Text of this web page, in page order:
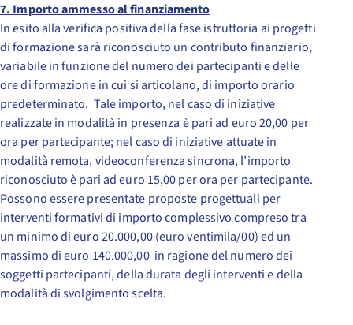
7. Importo ammesso al finanziamento
In esito alla verifica positiva della fase istruttoria ai progetti
di formazione sarà riconosciuto un contributo finanziario,
variabile in funzione del numero dei partecipanti e delle
ore di formazione in cui si articolano, di importo orario
predeterminato. Tale importo, nel caso di iniziative
realizzate in modalità in presenza è pari ad euro 20,00 per
ora per partecipante; nel caso di iniziative attuate in
modalità remota, videoconferenza sincrona, l’importo
riconosciuto è pari ad euro 15,00 per ora per partecipante.
Possono essere presentate proposte progettuali per
interventi formativi di importo complessivo compreso tra
un minimo di euro 20.000,00 (euro ventimila/00) ed un
massimo di euro 140.000,00 in ragione del numero dei
soggetti partecipanti, della durata degli interventi e della
modalità di svolgimento scelta.